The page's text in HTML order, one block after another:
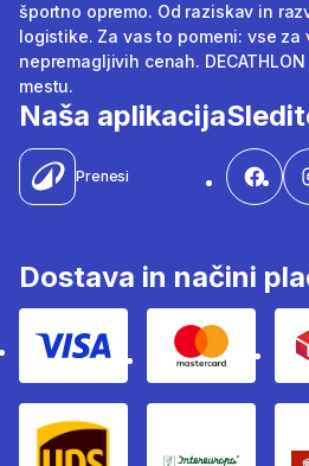
športno opremo. Od raziskav in
logistike. Za vas to pomeni: vse za
nepremagljivih cenah.
mestu.
Naša aplikacija
Prenesi
Dostava in načini
Visa Mastercard